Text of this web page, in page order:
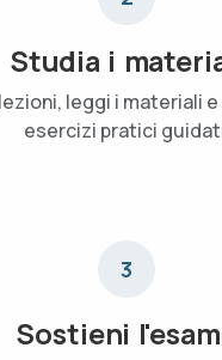
Studia i
leggi i materiali
esercizi pratici
3
Sostieni